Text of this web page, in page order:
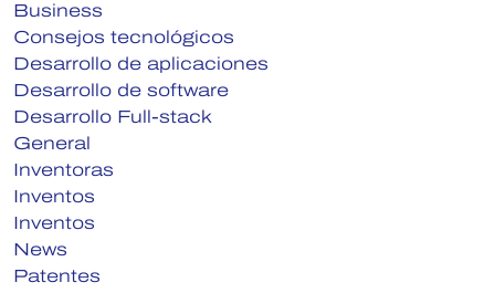
Business
Consejos tecnológicos
Desarrollo de aplicaciones
Desarrollo de software
Desarrollo Full-stack
General
Inventoras
Inventos
Inventos
News
Patentes